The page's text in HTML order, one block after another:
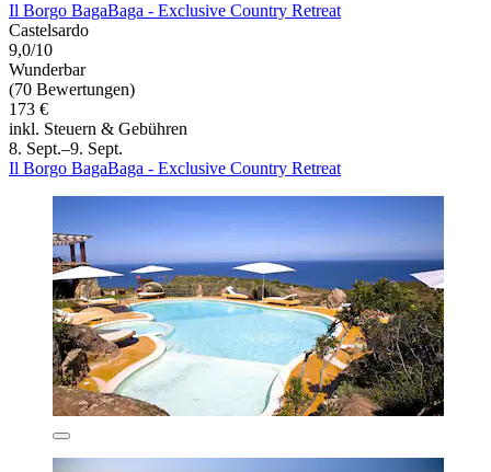
Il Borgo BagaBaga - Exclusive Country Retreat
Castelsardo
9,0/10
Wunderbar
(70 Bewertungen)
173 €
inkl. Steuern & Gebühren
8. Sept.–9. Sept.
Il Borgo BagaBaga - Exclusive Country Retreat